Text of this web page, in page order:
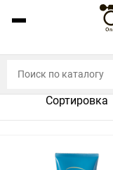
Сортировка
По названию
По цене (по
По цене (по
По